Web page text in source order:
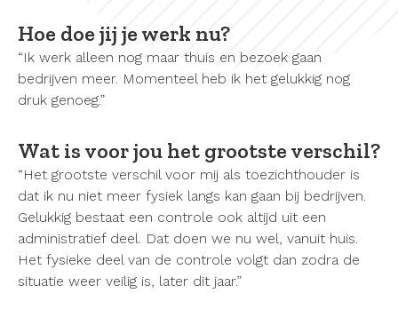
Hoe doe jij je werk nu?
“Ik werk alleen nog maar thuis en bezoek gaan
bedrijven meer. Momenteel heb ik het gelukkig nog
druk genoeg.”
Wat is voor jou het grootste verschil?
“Het grootste verschil voor mij als toezichthouder is
dat ik nu niet meer fysiek langs kan gaan bij bedrijven.
Gelukkig bestaat een controle ook altijd uit een
administratief deel. Dat doen we nu wel, vanuit huis.
Het fysieke deel van de controle volgt dan zodra de
situatie weer veilig is, later dit jaar.”